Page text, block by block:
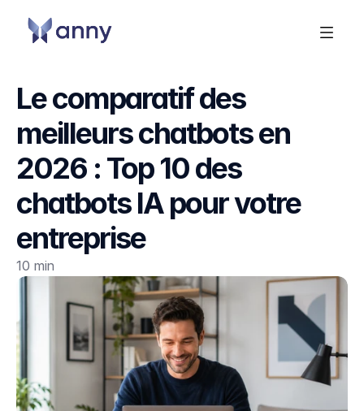
Le comparatif des
meilleurs chatbots en
2026 : Top 10 des
chatbots IA pour votre
entreprise
10 min